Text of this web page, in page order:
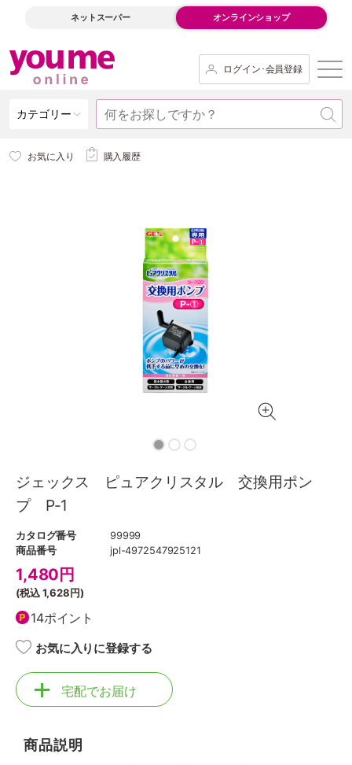
ネットスーパー オンラインショップ
ログイン･会員登録
カテゴリー
お気に入り 購入履歴
ジェックス ピュアクリスタル 交換用ポン
プ P-1
カタログ番号
99999
商品番号
jpl-4972547925121
1,480 円
(税込1,628円)
14ポイント
お気に入りに登録する
宅配でお届け
商品説明